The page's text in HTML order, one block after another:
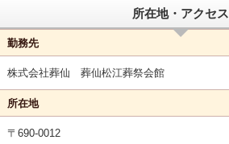
所在地・アクセス
勤務先
株式会社葬仙 葬仙松江葬祭会館
所在地
〒690-0012